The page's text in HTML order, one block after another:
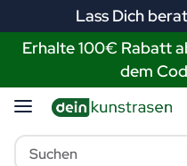
Lass Dich
Erhalte 100€ Rabatt
dem